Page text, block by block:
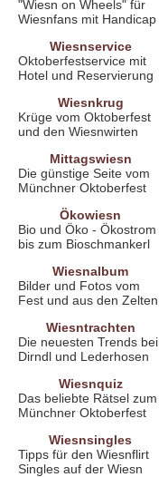
"Wiesn on Wheels" für
Wiesnfans mit Handicap
Wiesnservice
Oktoberfestservice mit
Hotel und Reservierung
Wiesnkrug
Krüge vom Oktoberfest
und den Wiesnwirten
Mittagswiesn
Die günstige Seite vom
Münchner Oktoberfest
Ökowiesn
Bio und Öko - Ökostrom
bis zum Bioschmankerl
Wiesnalbum
Bilder und Fotos vom
Fest und aus den Zelten
Wiesntrachten
Die neuesten Trends bei
Dirndl und Lederhosen
Wiesnquiz
Das beliebte Rätsel zum
Münchner Oktoberfest
Wiesnsingles
Tipps für den Wiesnflirt
Singles auf der Wiesn